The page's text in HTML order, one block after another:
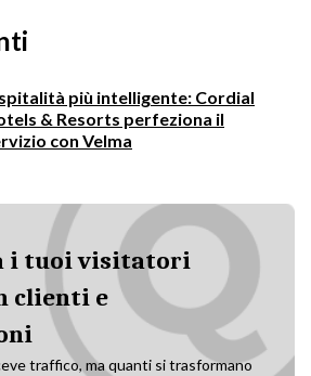
più intelligente: Cordial
& Resorts perfeziona il
con Velma
i tuoi visitatori
clienti e
traffico, ma quanti si trasformano